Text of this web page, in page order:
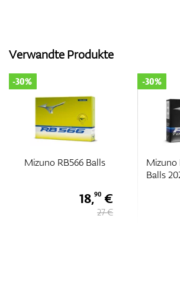
Verwandte Produkte
Mizuno RB566 Balls
-30%
18,90€
27 €
Mizuno
Balls
-30%